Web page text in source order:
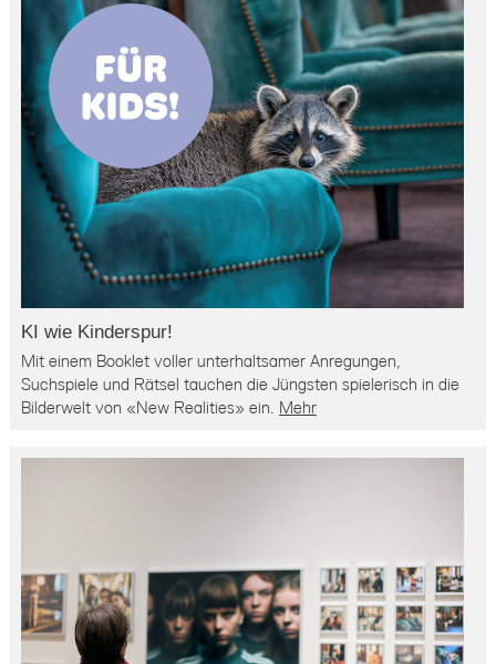
KI wie Kinderspur!
Mit einem Booklet voller unterhaltsamer Anregungen,
Suchspiele und Rätsel tauchen die Jüngsten spielerisch in die
Bilderwelt von «New Realities» ein. Mehr